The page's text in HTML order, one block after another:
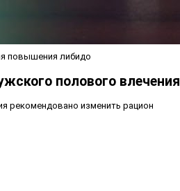
повышения либидо
полового влечения
рекомендовано изменить рацион